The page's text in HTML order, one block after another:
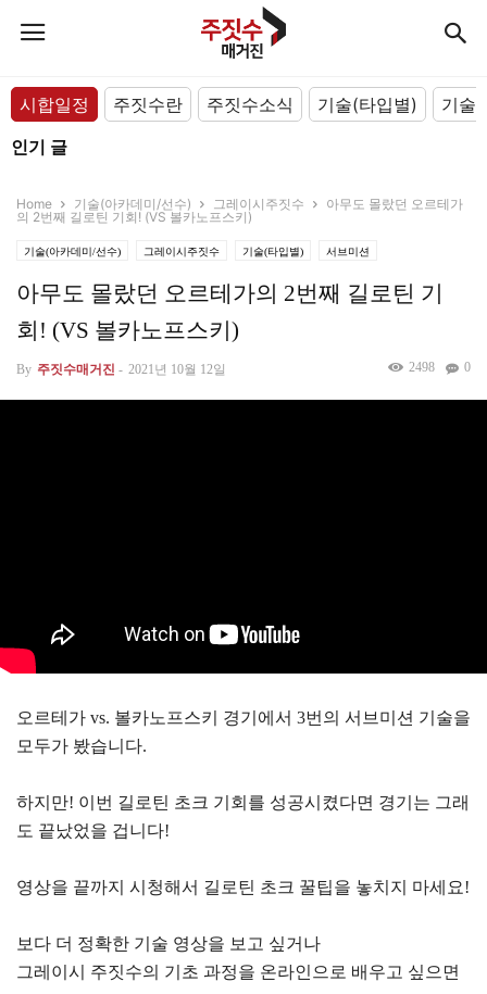
시합일정 주짓수란 주짓수소식 기술(타입별)
기술
인기 글
Home 기술(아카데미/선수) 그레이시주짓수
아무도 몰랐던 오르테가
의 2번째 길로틴 기회! (VS 볼카노프스키)
기술(아카데미/선수) 그레이시주짓수 기술(타입별) 서브미션
아무도 몰랐던 오르테가의 2번째 길로틴 기
회! (VS 볼카노프스키)
By 주짓수매거진 - 2021년 10월 12일 0
2498
오르테가 vs. 볼카노프스키 경기에서 3번의 서브미션 기술을
모두가 봤습니다.
하지만! 이번 길로틴 초크 기회를 성공시켰다면 경기는 그래
도 끝났었을 겁니다!
영상을 끝까지 시청해서 길로틴 초크 꿀팁을 놓치지 마세요!
보다 더 정확한 기술 영상을 보고 싶거나
그레이시 주짓수의 기초 과정을 온라인으로 배우고 싶으면